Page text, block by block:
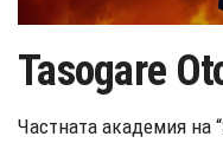
Tasogare
Частната академия на